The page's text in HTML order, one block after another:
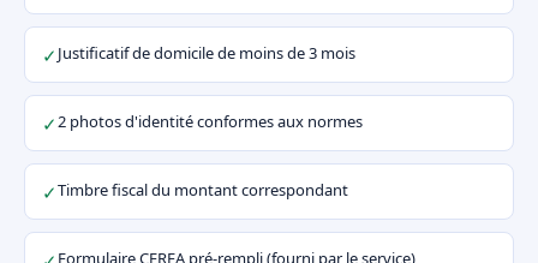
✓Justificatif de domicile de moins de 3 mois
✓2 photos d'identité conformes aux normes
✓Timbre fiscal du montant correspondant
Formulaire CERFA pré-rempli (fourni par le service)